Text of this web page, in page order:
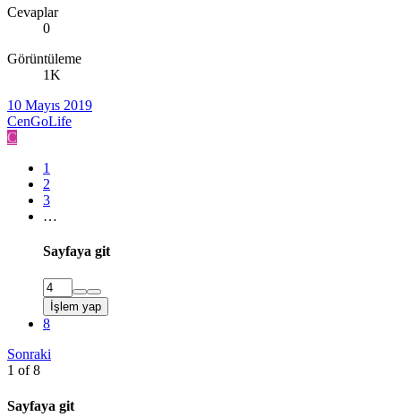
Cevaplar
0
Görüntüleme
1K
10 Mayıs 2019
CenGoLife
C
1
2
3
…
Sayfaya git
İşlem yap
8
Sonraki
1 of 8
Sayfaya git